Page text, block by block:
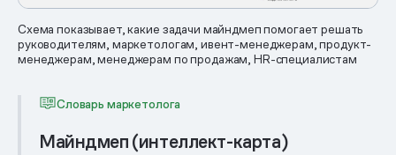
Схема показывает, какие задачи майндмеп помогает решать
руководителям, маркетологам, ивент-менеджерам, продукт-
менеджерам, менеджерам по продажам, HR-специалистам
Словарь маркетолога
Майндмеп (интеллект-карта)